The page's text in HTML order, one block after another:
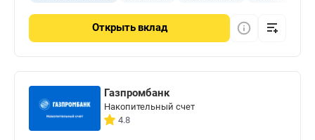
Открыть вклад
Газпромбанк
Накопительный счет
4.8